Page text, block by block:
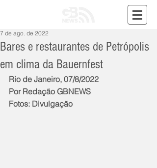
Bares e restaurantes de Petrópolis
em clima da Bauernfest
7 de ago. de 2022
Rio de Janeiro, 07/8/2022
Por Redação GBNEWS
Fotos: Divulgação